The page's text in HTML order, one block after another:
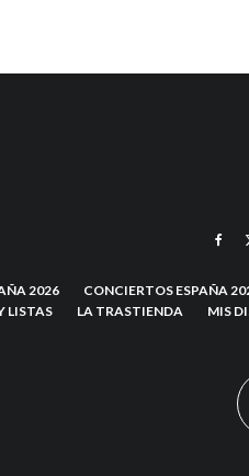
2026 CONCIERTOS ESPAÑA
LISTAS LA TRASTIENDA MIS